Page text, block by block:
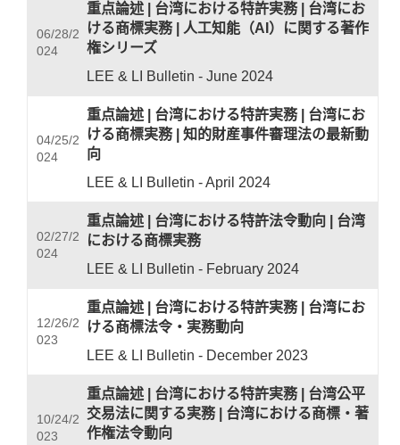
06/28/2
024
重点論述 台湾における特許実務| 台湾にお
ける商標実務|
人工知能（AI）に関する著作
権シリーズ
LEE & LI Bulletin - June 2024
04/25/2
024
重点論述 台湾における特許実務| 台湾にお
ける商標実務| 知的財産事件審理法の最新動
向
LEE & LI Bulletin - April 2024
02/27/2
024
重点論述 台湾における特許法令動向
台湾
における商標実務
LEE & LI Bulletin - February 2024
12/26/2
023
重点論述 台湾における特許実務| 台湾にお
ける商標法令・実務動向
LEE & LI Bulletin - December 2023
10/24/2
023
重点論述 台湾における特許実務| 台湾公平
交易法に関する実務| 台湾における商標・著
作権法令動向